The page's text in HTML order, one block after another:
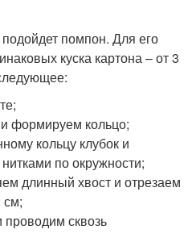
помпон. Для его
куска картона – от 3
формируем кольцо;
кольцу клубок и
по окружности;
длинный хвост и отрезаем
см;
проводим сквозь